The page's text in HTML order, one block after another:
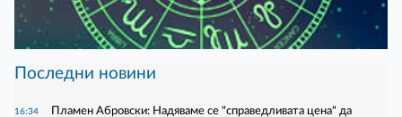
Последни новини
16:34
Пламен Абровски: Надяваме се "справедливата цена" да